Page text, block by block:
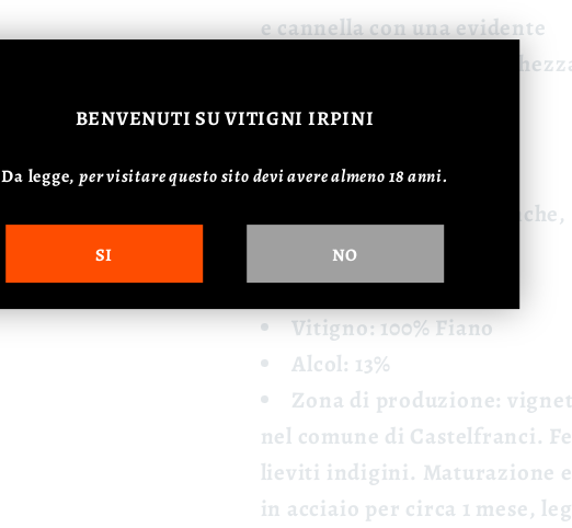
e cannella con una evidente
Piacevole
Pesce alla griglia, carni
Vitigno: 100% Fiano
Alcol: 13%
Zona di produzione:
nel comune di Castelfranci.
lieviti indigini. Maturazione
in acciaio per circa 1 mese,
BENVENUTI SU VITIGNI IRPINI
Da legge,per visitare questo sito devi avere almeno 18 anni.
SI NO